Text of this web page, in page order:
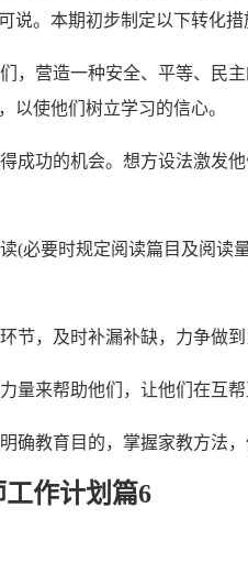
说。本期初步制定以下转化措
，营造一种安全、平等、民
以使他们树立学习的信心。
成功的机会。想方设法激发
(必要时规定阅读篇目及阅
节，及时补漏补缺，力争做到
量来帮助他们，让他们在互帮
确教育目的，掌握家教方法
作计划篇6